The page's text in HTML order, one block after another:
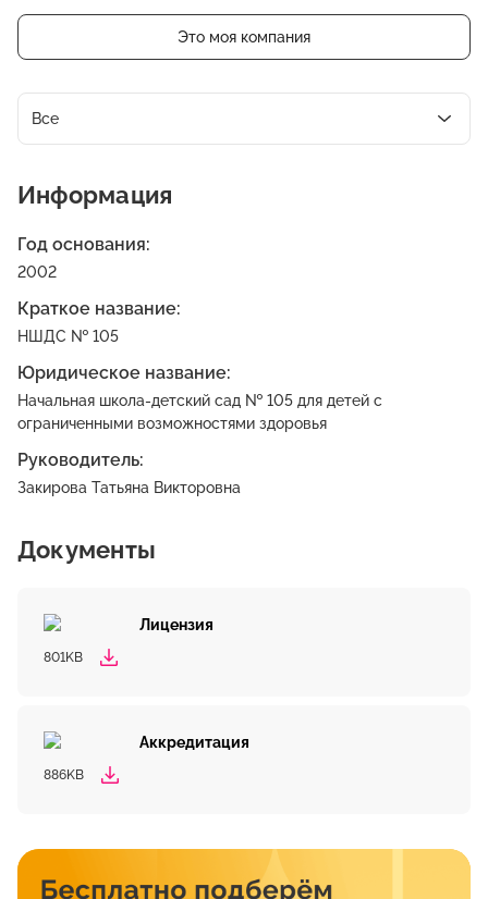
Это моя компания
Все
Информация
Год основания:
2002
Краткое название:
НШДС № 105
Юридическое название:
Начальная школа-детский сад № 105 для детей с
ограниченными возможностями здоровья
Руководитель:
Закирова Татьяна Викторовна
Документы
Лицензия
801KB
Аккредитация
886KB